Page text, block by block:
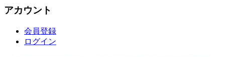
アカウント
会員登録
ログイン